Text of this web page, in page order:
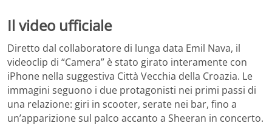
Il video ufficiale
Diretto dal collaboratore di lunga data Emil Nava, il
videoclip di “Camera” è stato girato interamente con
iPhone nella suggestiva Città Vecchia della Croazia. Le
immagini seguono i due protagonisti nei primi passi di
una relazione: giri in scooter, serate nei bar, fino a
un’apparizione sul palco accanto a Sheeran in concerto.